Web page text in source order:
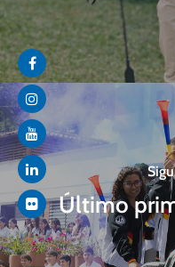
Último